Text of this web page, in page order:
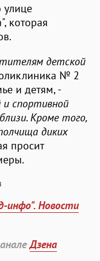
которая
детской
№ 2
и детям, -
спортивной
Кроме того,
диких
просит
инфо". Новости
Дзена